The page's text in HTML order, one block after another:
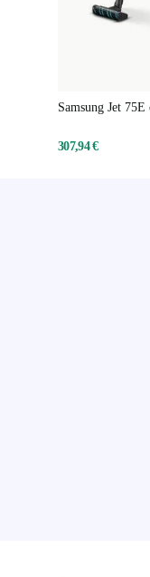
Samsung Jet
307,94 €